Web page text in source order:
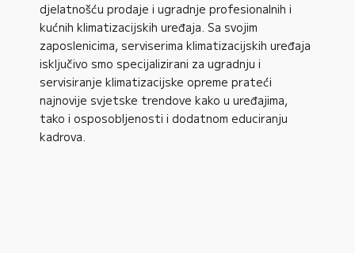
djelatnošću prodaje i ugradnje profesionalnih i
kućnih klimatizacijskih uređaja. Sa svojim
zaposlenicima, serviserima klimatizacijskih uređaja
isključivo smo specijalizirani za ugradnju i
servisiranje klimatizacijske opreme prateći
najnovije svjetske trendove kako u uređajima,
tako i osposobljenosti i dodatnom educiranju
kadrova.